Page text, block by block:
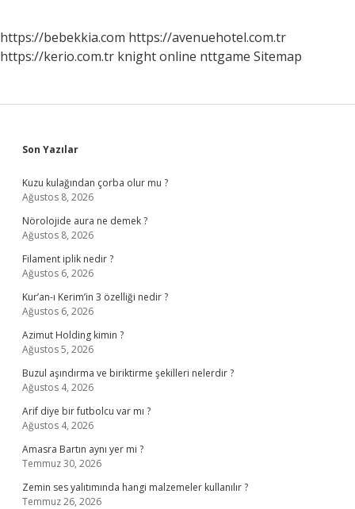
https://bebekkia.com https://avenuehotel.com.tr
https://kerio.com.tr knight online nttgame Sitemap
Sidebar
Son Yazılar
Kuzu kulağından çorba olur mu ?
Ağustos 8, 2026
Nörolojide aura ne demek ?
Ağustos 8, 2026
Filament iplik nedir ?
Ağustos 6, 2026
Kur’an-ı Kerim’in 3 özelliği nedir ?
Ağustos 6, 2026
Azimut Holding kimin ?
Ağustos 5, 2026
Buzul aşındırma ve biriktirme şekilleri nelerdir ?
Ağustos 4, 2026
Arif diye bir futbolcu var mı ?
Ağustos 4, 2026
Amasra Bartın aynı yer mi ?
Temmuz 30, 2026
Zemin ses yalıtımında hangi malzemeler kullanılır ?
Temmuz 26, 2026